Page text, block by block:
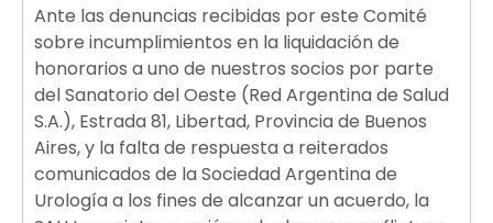
Ante las denuncias recibidas por este Comité
sobre incumplimientos en la liquidación de
honorarios a uno de nuestros socios por parte
del Sanatorio del Oeste (Red Argentina de Salud
S.A.), Estrada 81, Libertad, Provincia de Buenos
Aires, y la falta de respuesta a reiterados
comunicados de la Sociedad Argentina de
Urología a los fines de alcanzar un acuerdo, la